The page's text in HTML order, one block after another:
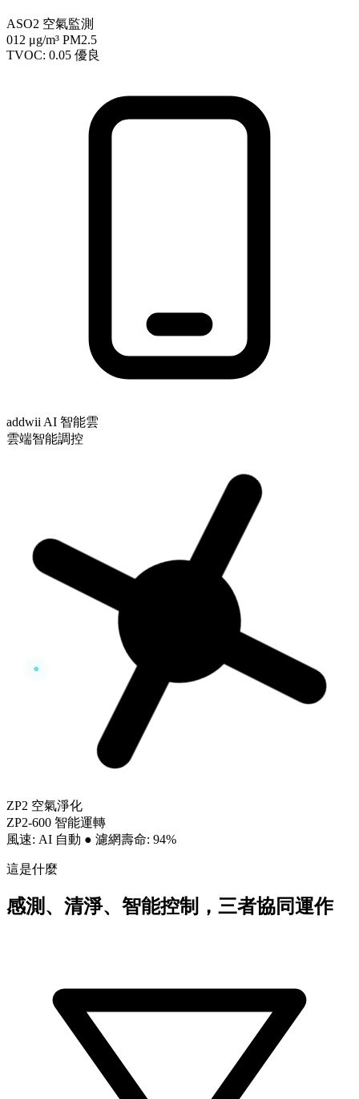
ASO2 空氣監測
012 μg/m³ PM2.5
TVOC: 0.05 優良
addwii AI 智能雲
雲端智能調控
ZP2 空氣淨化
ZP2-600 智能運轉
風速: AI 自動 ● 濾網壽命: 94%
這是什麼
感測、清淨、智能控制，三者協同運作